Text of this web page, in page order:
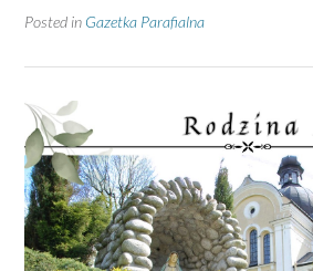
Posted in Gazetka Parafialna